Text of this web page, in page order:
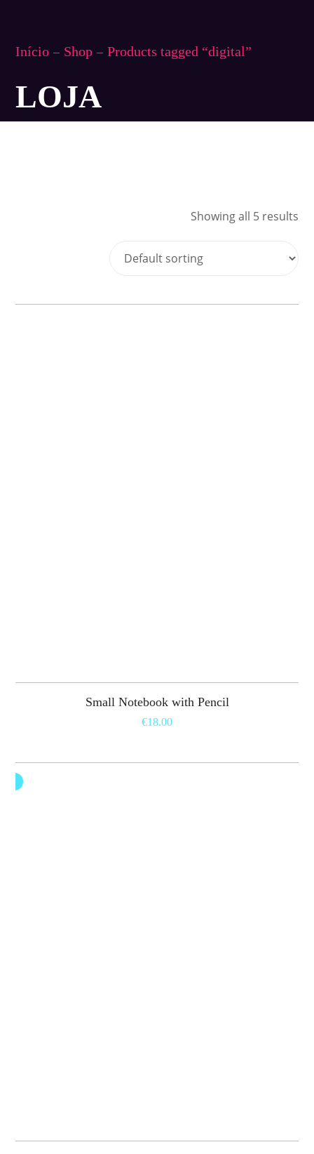
Início Shop Products tagged “digital”
LOJA
Showing all 5 results
Small Notebook with Pencil
€18.00